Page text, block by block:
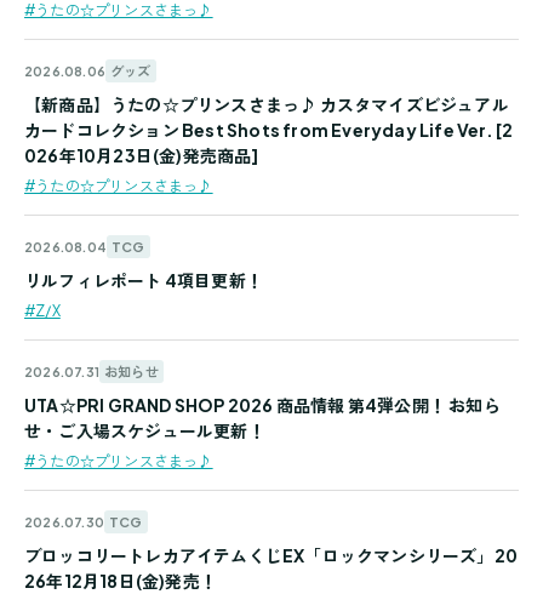
#うたの☆プリンスさまっ♪
2026.08.06 グッズ
#うたの☆プリンスさまっ♪
【新商品】うたの☆プリンスさまっ♪ カスタマイズビジュアル
カードコレクション Best Shots from Everyday Life Ver. [2
026年10月23日(金)発売商品]
2026.08.04 TCG
#Z/X
リルフィレポート 4項目更新！
2026.07.31 お知らせ
#うたの☆プリンスさまっ♪
UTA☆PRI GRAND SHOP 2026 商品情報 第4弾公開！ お知ら
せ・ご入場スケジュール更新！
2026.07.30 TCG
ブロッコリートレカアイテムくじEX「ロックマンシリーズ」20
26年12月18日(金)発売！